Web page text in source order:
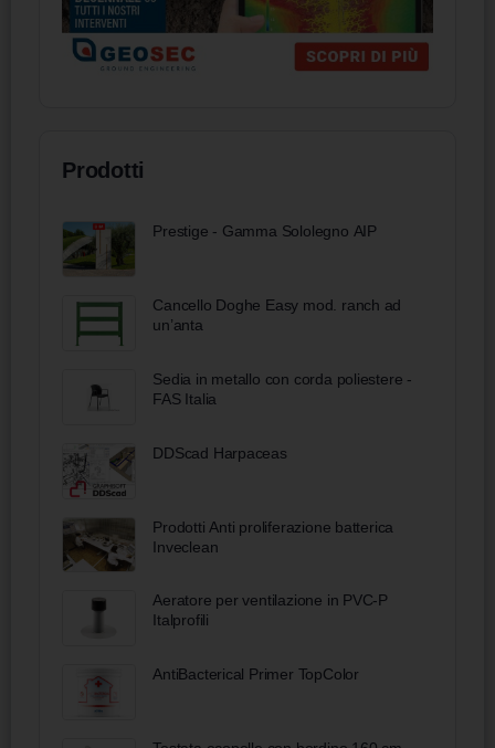
Prodotti
Prestige - Gamma Sololegno AIP
Cancello Doghe Easy mod. ranch ad
un’anta
Sedia in metallo con corda poliestere -
FAS Italia
DDScad Harpaceas
Prodotti Anti proliferazione batterica
Inveclean
Aeratore per ventilazione in PVC-P
Italprofili
AntiBacterical Primer TopColor